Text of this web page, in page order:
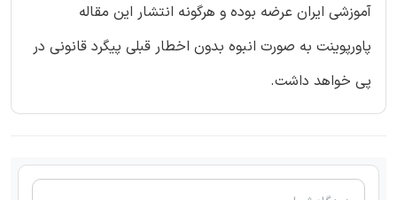
آموزشی ایران عرضه بوده و هرگونه انتشار این مقاله
پاورپوینت به صورت انبوه بدون اخطار قبلی پیگرد قانونی در
پی خواهد داشت.